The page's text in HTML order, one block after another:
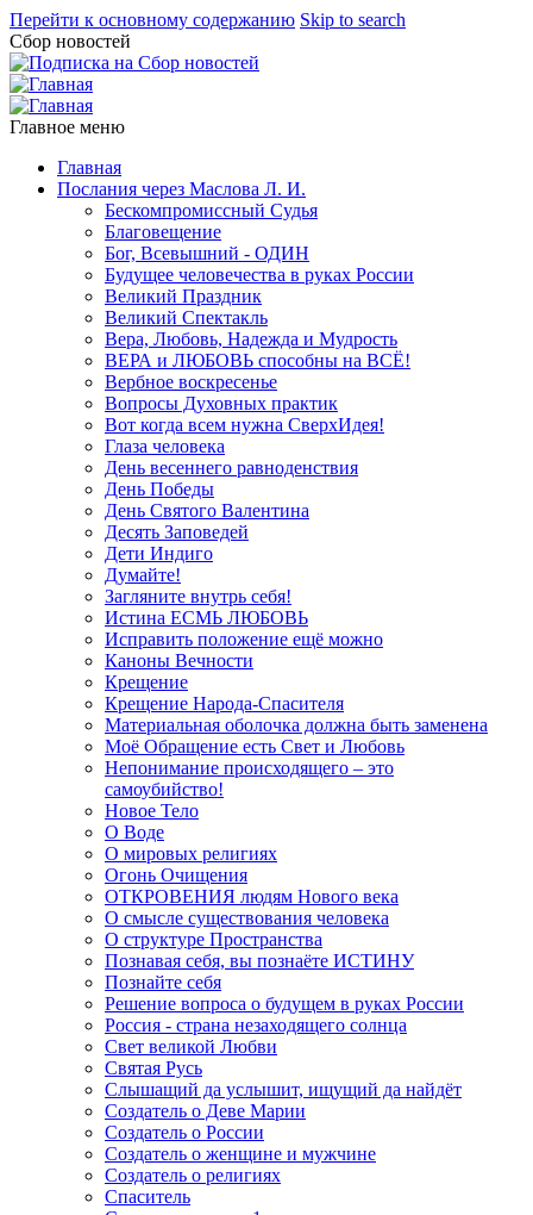
Перейти к основному содержанию Skip to search
Сбор новостей
Главное меню
Главная
Послания через Маслова Л. И.
Бескомпромиссный Судья
Благовещение
Бог, Всевышний - ОДИН
Будущее человечества в руках России
Великий Праздник
Великий Спектакль
Вера, Любовь, Надежда и Мудрость
ВЕРА и ЛЮБОВЬ способны на ВСЁ!
Вербное воскресенье
Вопросы Духовных практик
Вот когда всем нужна СверхИдея!
Глаза человека
День весеннего равноденствия
День Победы
День Святого Валентина
Десять Заповедей
Дети Индиго
Думайте!
Загляните внутрь себя!
Истина ЕСМЬ ЛЮБОВЬ
Исправить положение ещё можно
Каноны Вечности
Крещение
Крещение Народа-Спасителя
Материальная оболочка должна быть заменена
Моё Обращение есть Свет и Любовь
Непонимание происходящего – это
самоубийство!
Новое Тело
О Воде
О мировых религиях
Огонь Очищения
ОТКРОВЕНИЯ людям Нового века
О смысле существования человека
О структуре Пространства
Познавая себя, вы познаёте ИСТИНУ
Познайте себя
Решение вопроса о будущем в руках России
Россия - страна незаходящего солнца
Свет великой Любви
Святая Русь
Слышащий да услышит, ищущий да найдёт
Создатель о Деве Марии
Создатель о России
Создатель о женщине и мужчине
Создатель о религиях
Спаситель